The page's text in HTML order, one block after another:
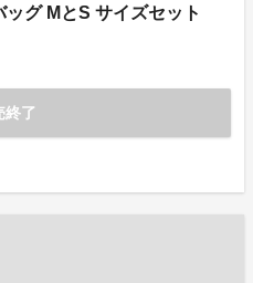
ッグ MとS サイズセット
終了